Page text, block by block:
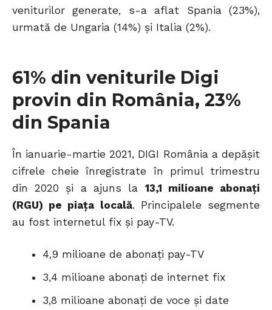
veniturilor generate, s-a aflat Spania (23%),
urmată de Ungaria (14%) și Italia (2%).
61% din veniturile Digi
provin din România, 23%
din Spania
În ianuarie-martie 2021, DIGI România a depășit
cifrele cheie înregistrate în primul trimestru
din 2020 și a ajuns la 13,1 milioane abonați
(RGU) pe piața locală. Principalele segmente
au fost internetul fix și pay-TV.
4,9 milioane de abonați pay-TV
3,4 milioane abonați de internet fix
3,8 milioane abonați de voce și date